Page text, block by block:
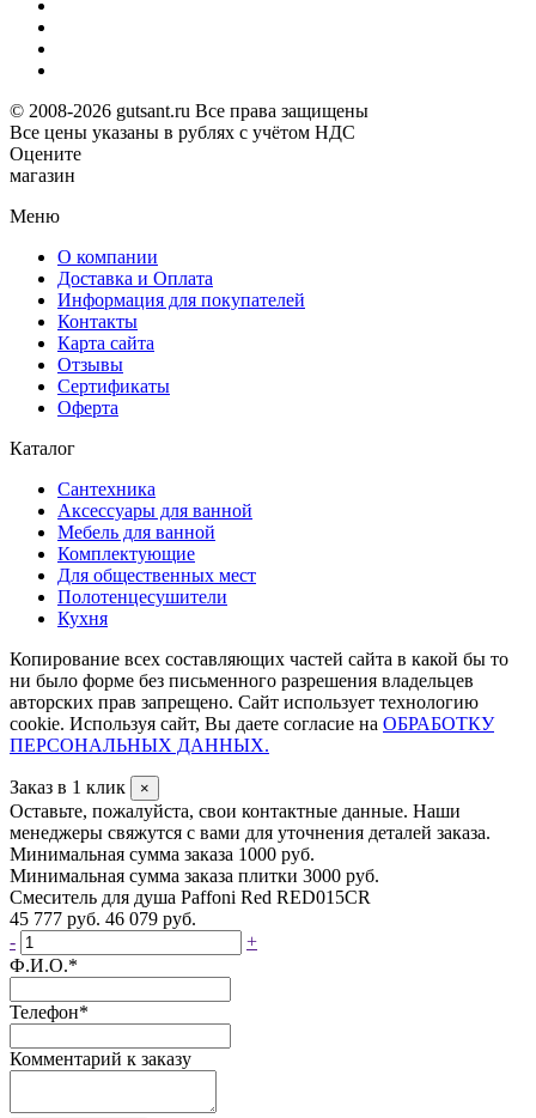
© 2008-2026 gutsant.ru Все права защищены
Все цены указаны в рублях с учётом НДС
Оцените
магазин
Меню
О компании
Доставка и Оплата
Информация для покупателей
Контакты
Карта сайта
Отзывы
Сертификаты
Оферта
Каталог
Сантехника
Аксессуары для ванной
Мебель для ванной
Комплектующие
Для общественных мест
Полотенцесушители
Кухня
Копирование всех составляющих частей сайта в какой бы то
ни было форме без письменного разрешения владельцев
авторских прав запрещено. Сайт использует технологию
cookie. Используя сайт, Вы даете согласие на ОБРАБОТКУ
ПЕРСОНАЛЬНЫХ ДАННЫХ.
Заказ в 1 клик ×
Оставьте, пожалуйста, свои контактные данные. Наши
менеджеры свяжутся с вами для уточнения деталей заказа.
Минимальная сумма заказа 1000 руб.
Минимальная сумма заказа плитки 3000 руб.
Смеситель для душа Paffoni Red RED015CR
45 777 руб. 46 079 руб.
-
+
Ф.И.О.*
Телефон*
Комментарий к заказу